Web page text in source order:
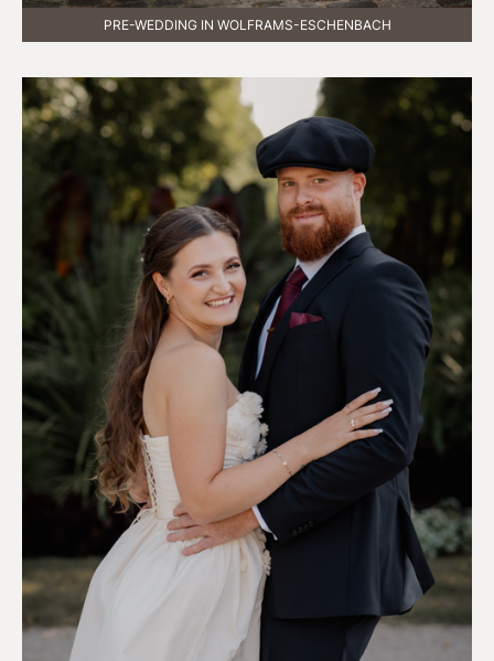
PRE-WEDDING IN WOLFRAMS-ESCHENBACH